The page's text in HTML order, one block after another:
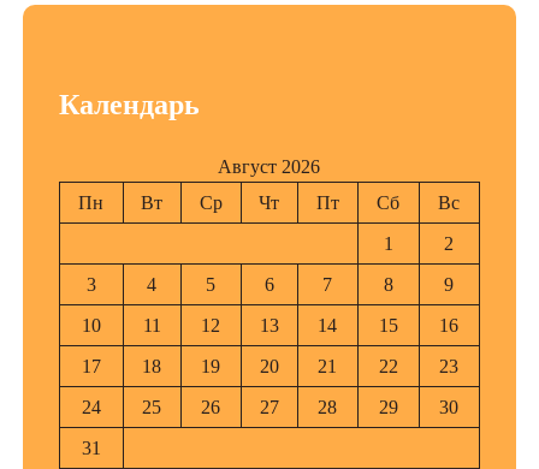
Календарь
Август 2026
Пн
Вт Ср Чт Пт Сб
Вс
1
2
3
4 5 6 7 8
9
10
11 12 13 14 15
16
17
18 19 20 21 22
23
24
25 26 27 28 29
30
31